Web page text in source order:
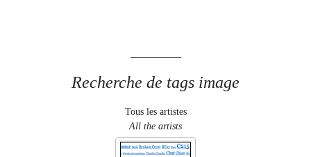
Recherche de tags image
Tous les artistes
All the artists